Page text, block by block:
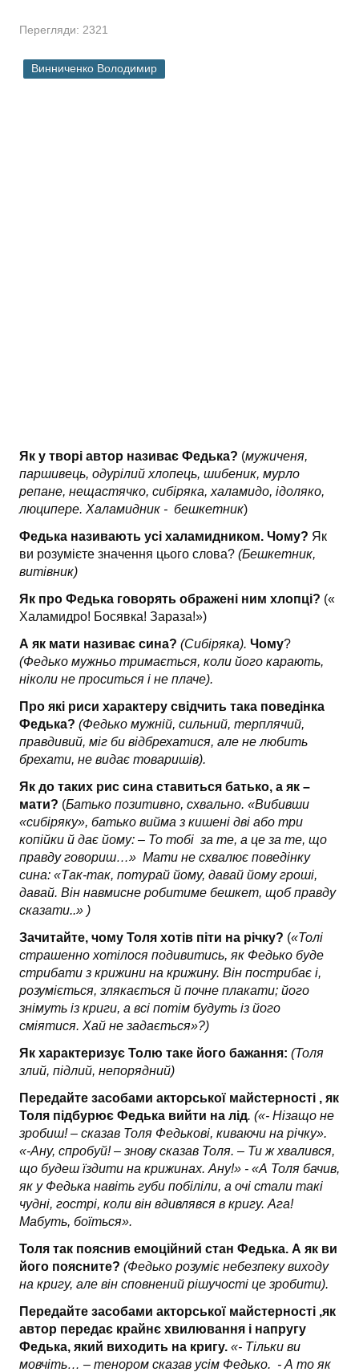
Зарубіжні письменники
Перегляди: 2321
Винниченко Володимир
Як у творі автор називає Федька? (мужиченя,
паршивець, одурілий хлопець, шибеник, мурло
репане, нещастячко, сибіряка, халамидо, ідоляко,
люципере. Халамидник - бешкетник)
Федька називають усі халамидником. Чому? Як
ви розумієте значення цього слова? (Бешкетник,
витівник)
Як про Федька говорять ображені ним хлопці? («
Халамидро! Босявка! Зараза!»)
А як мати називає сина? (Сибіряка). Чому?
(Федько мужньо тримається, коли його карають,
ніколи не проситься і не плаче).
Про які риси характеру свідчить така поведінка
Федька? (Федько мужній, сильний, терплячий,
правдивий, міг би відбрехатися, але не любить
брехати, не видає товаришів).
Як до таких рис сина ставиться батько, а як –
мати? (Батько позитивно, схвально. «Вибивши
«сибіряку», батько вийма з кишені дві або три
копійки й дає йому: – То тобі за те, а це за те, що
правду говориш…» Мати не схвалює поведінку
сина: «Так-так, потурай йому, давай йому гроші,
давай. Він навмисне робитиме бешкет, щоб правду
сказати..» )
Зачитайте, чому Толя хотів піти на річку? («Толі
страшенно хотілося подивитись, як Федько буде
стрибати з крижини на крижину. Він пострибає і,
розуміється, злякається й почне плакати; його
знімуть із криги, а всі потім будуть із його
сміятися. Хай не задається»?)
Як характеризує Толю таке його бажання: (Толя
злий, підлий, непорядний)
Передайте засобами акторської майстерності , як
Толя підбурює Федька вийти на лід. («- Нізащо не
зробиш! – сказав Толя Федькові, киваючи на річку».
«-Ану, спробуй! – знову сказав Толя. – Ти ж хвалився,
що будеш їздити на крижинах. Ану!» - «А Толя бачив,
як у Федька навіть губи побіліли, а очі стали такі
чудні, гострі, коли він вдивлявся в кригу. Ага!
Мабуть, боїться».
Толя так пояснив емоційний стан Федька. А як ви
його поясните? (Федько розуміє небезпеку виходу
на кригу, але він сповнений рішучості це зробити).
Передайте засобами акторської майстерності ,як
автор передає крайнє хвилювання і напругу
Федька, який виходить на кригу. «- Тільки ви
мовчіть… – тенором сказав усім Федько. ­ - А то як